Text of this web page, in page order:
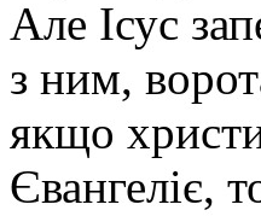
Але Ісус
з ним,
якщо
Євангеліє,